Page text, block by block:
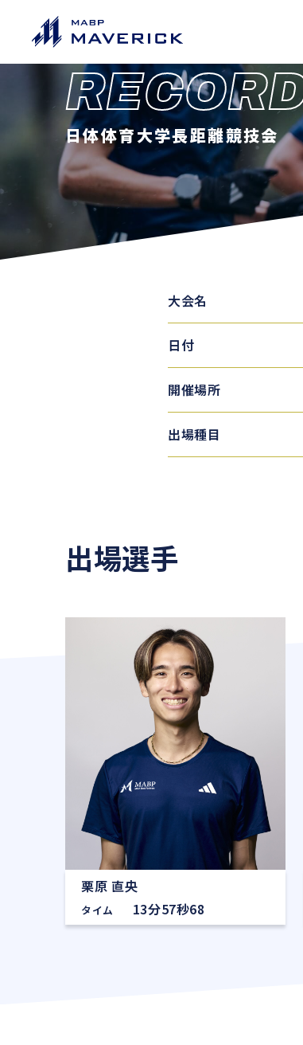
日体体育大学長距離競技会
大会名
日付
開催場所
出場種目
出場選手
栗原 直央
タイム 13分57秒68